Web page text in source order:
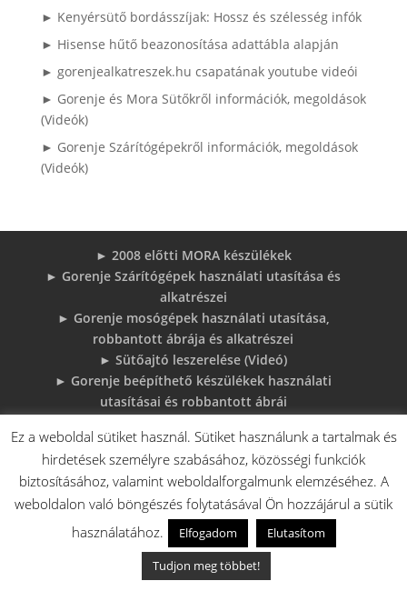
► Kenyérsütő bordásszíjak: Hossz és szélesség infók
► Hisense hűtő beazonosítása adattábla alapján
► gorenjealkatreszek.hu csapatának youtube videói
► Gorenje és Mora Sütőkről információk, megoldások
(Videók)
► Gorenje Szárítógépekről információk, megoldások
(Videók)
► 2008 előtti MORA készülékek
► Gorenje Szárítógépek használati utasítása és
alkatrészei
► Gorenje mosógépek használati utasítása,
robbantott ábrája és alkatrészei
► Sütőajtó leszerelése (Videó)
► Gorenje beépíthető készülékek használati
utasításai és robbantott ábrái
adatlapok robbantott rajzok
► Gorenje Bojler Vízkő problémák és
megoldások
► 6 gyakori sütő hiba, és megoldások
♦Gorenje Háztartásigépek adattábláiról:
Ez a weboldal sütiket használ. Sütiket használunk a tartalmak és
hirdetések személyre szabásához, közösségi funkciók
biztosításához, valamint weboldalforgalmunk elemzéséhez. A
weboldalon való böngészés folytatásával Ön hozzájárul a sütik
használatához.
Elfogadom
Elutasítom
Tudjon meg többet!